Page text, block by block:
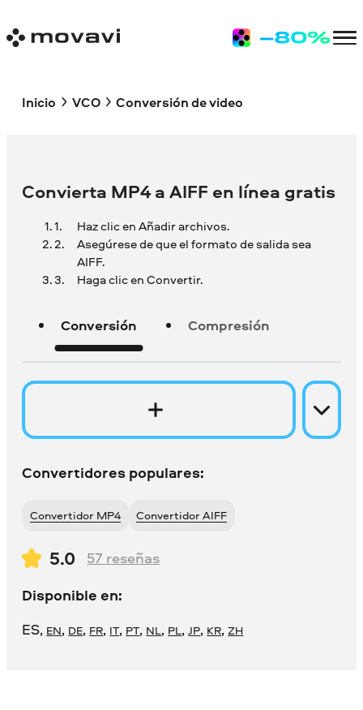
Inicio VCO Conversión de video
Convierta MP4 a AIFF en línea gratis
Haz clic en Añadir archivos.
Asegúrese de que el formato de salida sea
AIFF.
Haga clic en Convertir.
Conversión Compresión
Convertidores populares:
Convertidor MP4 Convertidor AIFF
5.0 57 reseñas
Disponible en:
ES, EN, DE, FR, IT, PT, NL, PL,JP, KR,ZH